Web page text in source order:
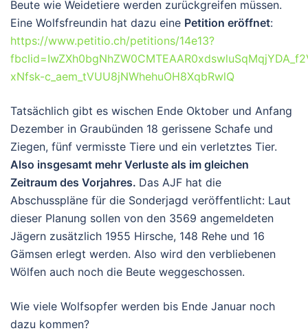
Beute wie Weidetiere werden zurückgreifen müssen.
Eine Wolfsfreundin hat dazu eine Petition eröffnet:
https://www.petitio.ch/petitions/14e13?
xNfsk-c_aem_tVUU8jNWhehuOH8XqbRwlQ
Tatsächlich gibt es wischen Ende Oktober und Anfang
Dezember in Graubünden 18 gerissene Schafe und
Ziegen, fünf vermisste Tiere und ein verletztes Tier.
Also insgesamt mehr Verluste als im gleichen
Zeitraum des Vorjahres. Das AJF hat die
Abschusspläne für die Sonderjagd veröffentlicht: Laut
dieser Planung sollen von den 3569 angemeldeten
Jägern zusätzlich 1955 Hirsche, 148 Rehe und 16
Gämsen erlegt werden. Also wird den verbliebenen
Wölfen auch noch die Beute weggeschossen.
Wie viele Wolfsopfer werden bis Ende Januar noch
dazu kommen?